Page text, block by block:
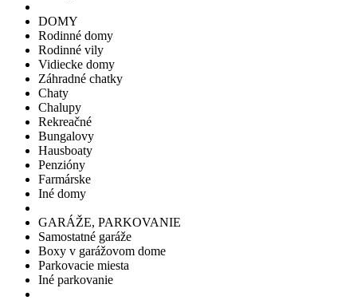
DOMY
Rodinné domy
Rodinné vily
Vidiecke domy
Záhradné chatky
Chaty
Chalupy
Rekreačné
Bungalovy
Hausboaty
Penzióny
Farmárske
Iné domy
GARÁŽE, PARKOVANIE
Samostatné garáže
Boxy v garážovom dome
Parkovacie miesta
Iné parkovanie